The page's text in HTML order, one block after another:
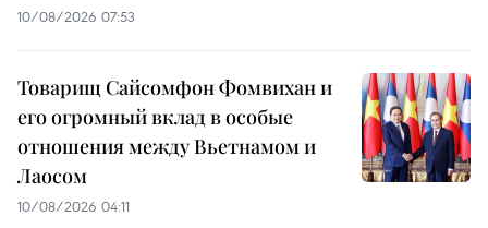
10/08/2026 07:53
Товарищ Сайсомфон Фомвихан и
его огромный вклад в особые
отношения между Вьетнамом и
Лаосом
10/08/2026 04:11